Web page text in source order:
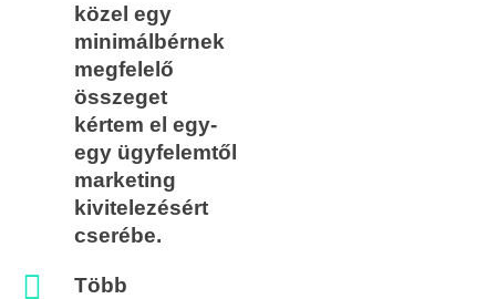
közel egy
minimálbérnek
megfelelő
összeget
kértem el egy-
egy ügyfelemtől
marketing
kivitelezésért
cserébe. ​
Több